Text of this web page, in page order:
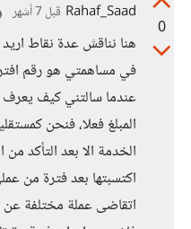
0
Rahaf_Saad قبل 7 أشهر
هنا نناقش عدة نقاط
في مساهمتي هو رقم
عندما سالتني كيف يعرف
المبلغ فعلا، فنحن
الخدمة الا بعد التأكد
اكتسبتها بعد فترة من
اتقاضى عملة مختلفة عن